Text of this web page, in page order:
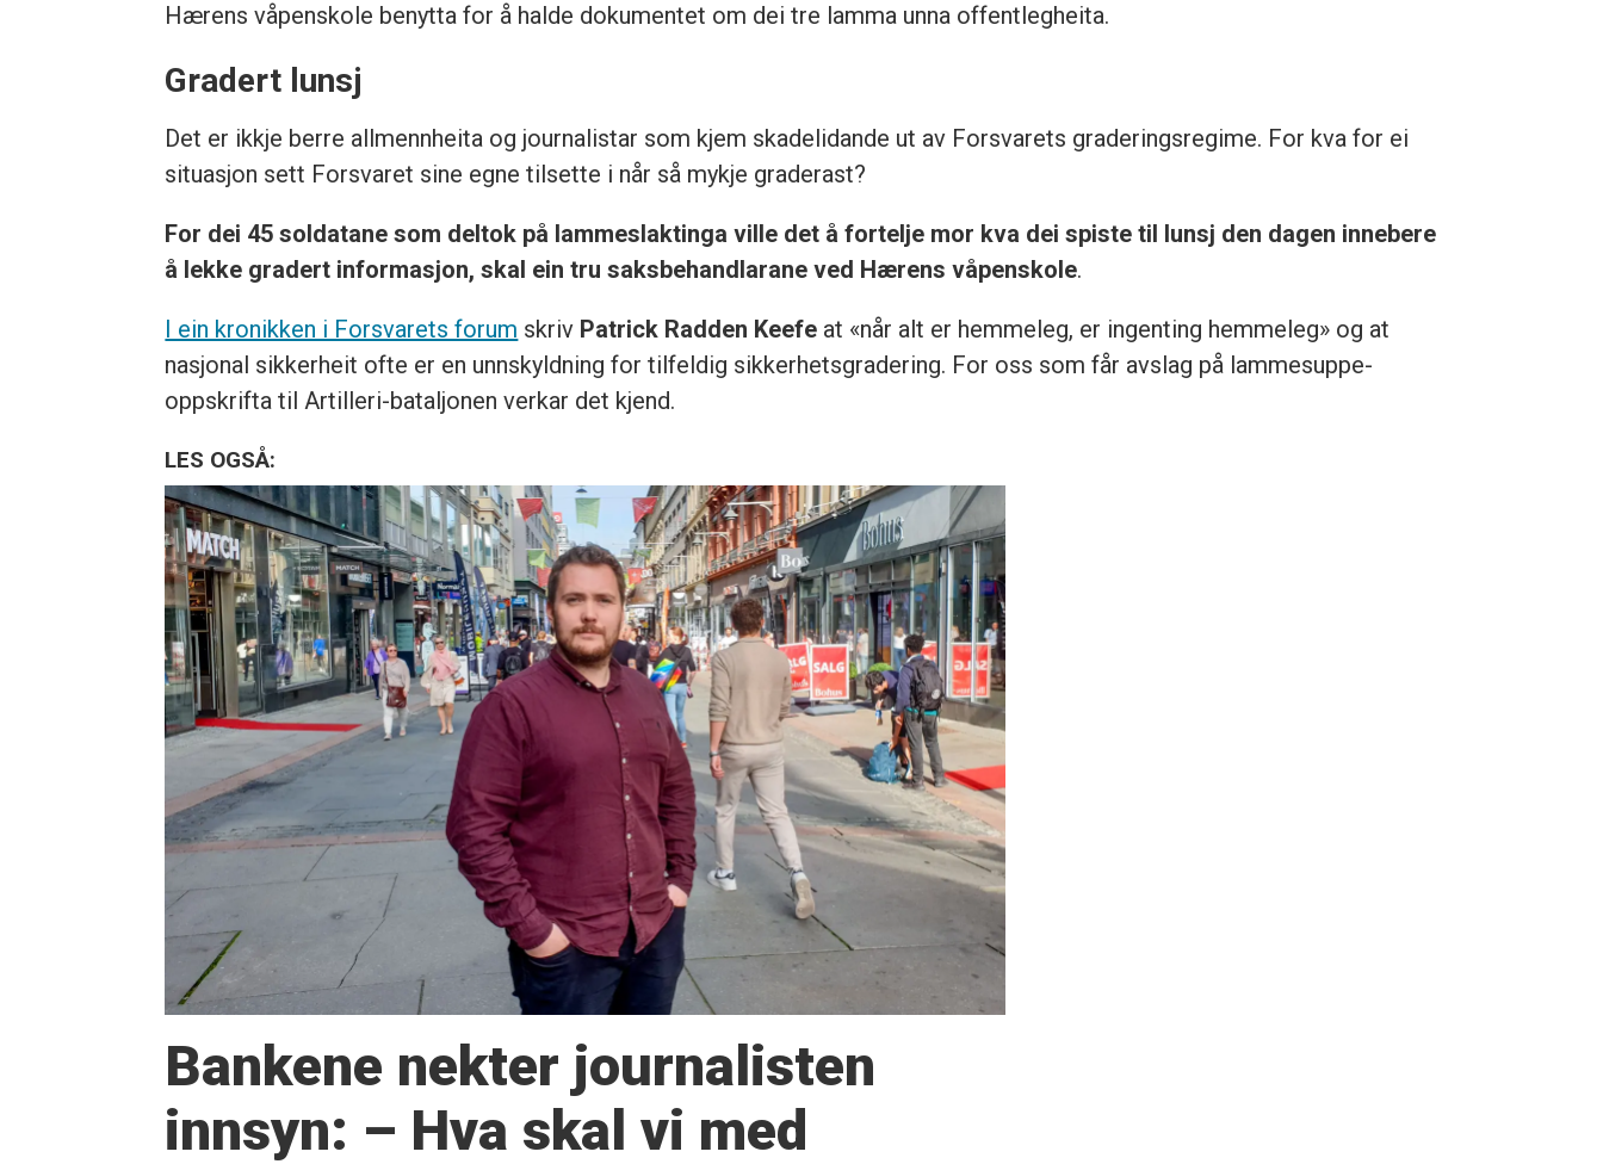
Hærens våpenskole benytta for å halde dokumentet om dei tre lamma unna offentlegheita.
Gradert lunsj
Det er ikkje berre allmennheita og journalistar som kjem skadelidande ut av Forsvarets graderingsregime. For kva for ei
situasjon sett Forsvaret sine egne tilsette i når så mykje graderast?
For dei 45 soldatane som deltok på lammeslaktinga ville det å fortelje mor kva dei spiste til lunsj den dagen innebere
å lekke gradert informasjon, skal ein tru saksbehandlarane ved Hærens våpenskole.
I ein kronikken i Forsvarets forum skriv Patrick Radden Keefe at «når alt er hemmeleg, er ingenting hemmeleg» og at
nasjonal sikkerheit ofte er en unnskyldning for tilfeldig sikkerhetsgradering. For oss som får avslag på lammesuppe-
oppskrifta til Artilleri-bataljonen verkar det kjend.
LES OGSÅ:
Bankene nekter journalisten
innsyn: – Hva skal vi med